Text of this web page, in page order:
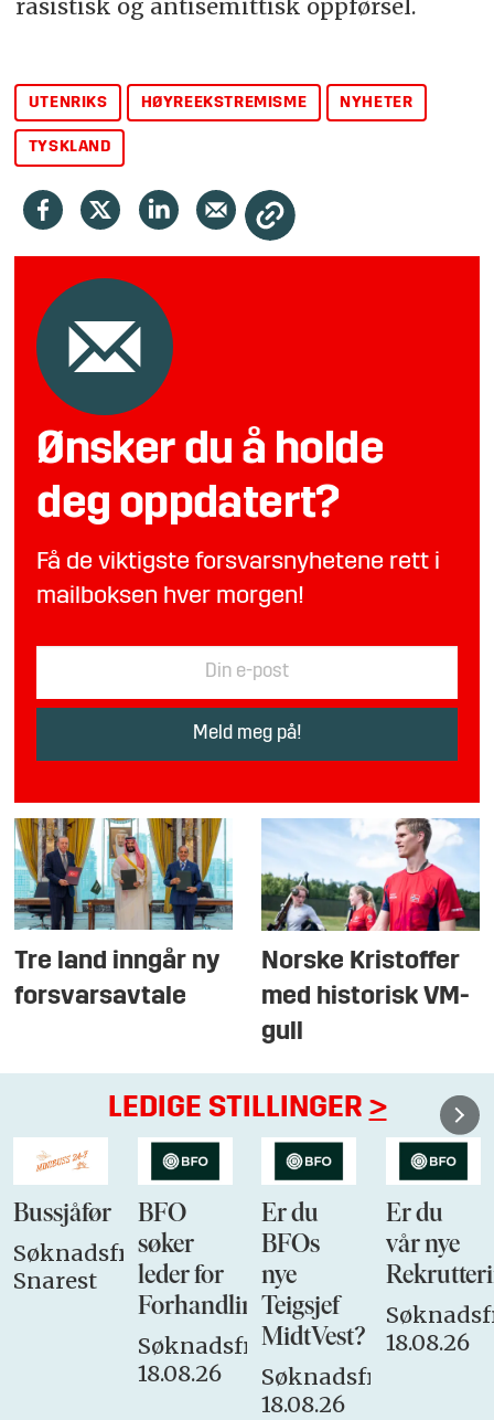
rasistisk og antisemittisk oppførsel.
UTENRIKS HØYREEKSTREMISME NYHETER
TYSKLAND
Ønsker du å holde
deg oppdatert?
Få de viktigste forsvarsnyhetene rett i
mailboksen hver morgen!
Tre land inngår ny
forsvarsavtale
Norske Kristoffer
med historisk VM-
gull
LEDIGE STILLINGER >
Bussjåfør
Søknadsfrist:
Snarest
BFO
søker
leder for
Forhandlingsutvalget
Søknadsfrist:
18.08.26
Er du
BFOs
nye
Teigsjef
MidtVest?
Søknadsfrist:
18.08.26
Er du
vår nye
18.08.26